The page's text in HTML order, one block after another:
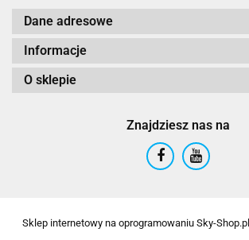
Dane adresowe
Informacje
O sklepie
Znajdziesz nas na
Sklep internetowy na oprogramowaniu Sky-Shop.pl